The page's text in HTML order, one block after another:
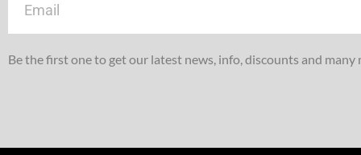
Be the first one to get our latest news, info, discounts and many